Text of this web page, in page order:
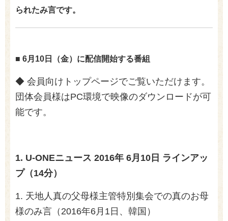
られたみ言です。
■ 6月10日（金）に配信開始する番組
◆ 会員向けトップページでご覧いただけます。
団体会員様はPC環境で映像のダウンロードが可
能です。
1. U-ONEニュース 2016年 6月10日 ラインアッ
プ（14分）
1. 天地人真の父母様主管特別集会での真のお母
様のみ言（2016年6月1日、韓国）